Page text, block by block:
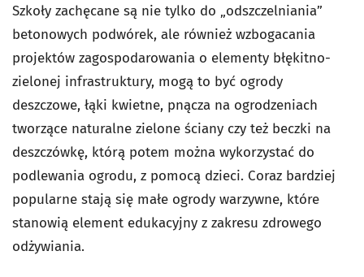
Szkoły zachęcane są nie tylko do „odszczelniania”
betonowych podwórek, ale również wzbogacania
projektów zagospodarowania o elementy błękitno-
zielonej infrastruktury, mogą to być ogrody
deszczowe, łąki kwietne, pnącza na ogrodzeniach
tworzące naturalne zielone ściany czy też beczki na
deszczówkę, którą potem można wykorzystać do
podlewania ogrodu, z pomocą dzieci. Coraz bardziej
popularne stają się małe ogrody warzywne, które
stanowią element edukacyjny z zakresu zdrowego
odżywiania.